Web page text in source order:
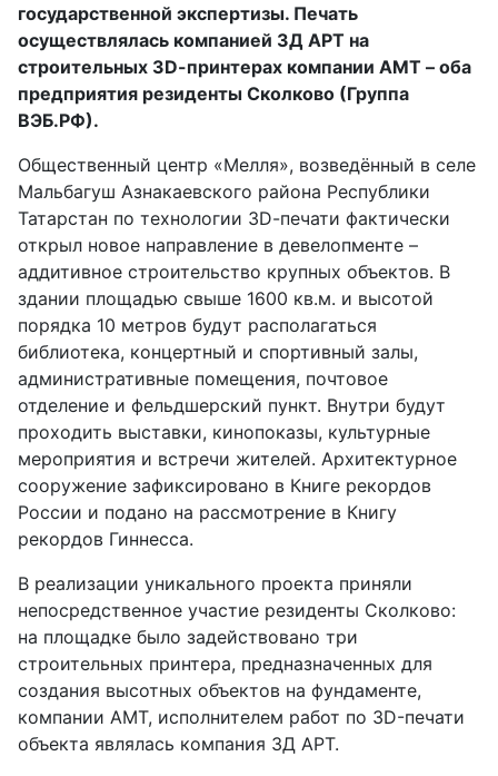
государственной экспертизы. Печать
осуществлялась компанией 3Д AРТ на
строительных 3D-принтерах компании AMT – оба
предприятия резиденты Сколково (Группа
ВЭБ.РФ).
Общественный центр «Мелля», возведённый в селе
Мальбагуш Азнакаевского района Республики
Татарстан по технологии 3D-печати фактически
открыл новое направление в девелопменте –
аддитивное строительство крупных объектов. В
здании площадью свыше 1600 кв.м. и высотой
порядка 10 метров будут располагаться
библиотека, концертный и спортивный залы,
административные помещения, почтовое
отделение и фельдшерский пункт. Внутри будут
проходить выставки, кинопоказы, культурные
мероприятия и встречи жителей. Архитектурное
сооружение зафиксировано в Книге рекордов
России и подано на рассмотрение в Книгу
рекордов Гиннесса.
В реализации уникального проекта приняли
непосредственное участие резиденты Сколково:
на площадке было задействовано три
строительных принтера, предназначенных для
создания высотных объектов на фундаменте,
компании AMT, исполнителем работ по 3D-печати
объекта являлась компания 3Д АРТ.